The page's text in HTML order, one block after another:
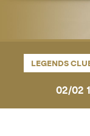
LEGENDS
02/02